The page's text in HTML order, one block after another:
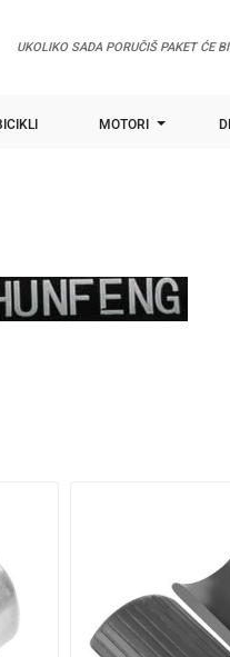
UKOLIKO SADA PORUČIŠ PAKET ĆE
MOTORI